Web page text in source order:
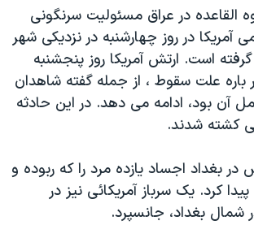
۹۸
جایزه نوبل صلح
آمریکا «سی‌پک»
القاعده در عراق مسئوليت سرنگونی
آمریکا در روز چهارشنبه در نزديکی شهر
است. ارتش آمریکا روز پنجشنبه
علت سقوط ، از جمله گفته شاهدان
آن بود، ادامه می دهد. در این حادثه
کشته شدند.
در بغداد اجساد يازده مرد را که ربوده و
کرد. یک سرباز آمریکائی نیز در
شمال بغداد، جانسپرد.